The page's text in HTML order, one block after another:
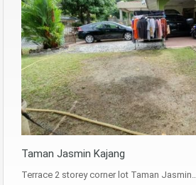
Taman Jasmin Kajang
Terrace 2 storey corner lot Taman Jasmin…